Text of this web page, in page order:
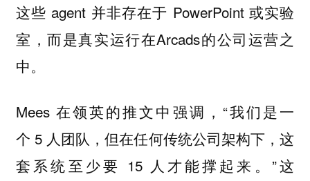
这些 agent 并非存在于 PowerPoint 或实验
室，而是真实运行在Arcads的公司运营之
中。
Mees 在领英的推文中强调，“我们是一
个 5 人团队，但在任何传统公司架构下，这
套系统至少要 15 人才能撑起来。”这